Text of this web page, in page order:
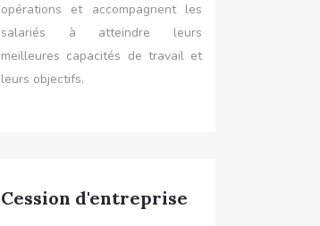
opérations et accompagnent les
salariés à atteindre leurs
meilleures capacités de travail et
leurs objectifs.
Cession d'entreprise